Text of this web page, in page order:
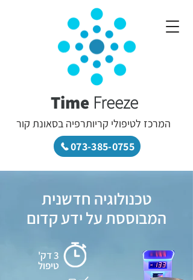
המרכז לטיפולי קריותרפיה בסאונת קור
Time Freeze
073-385-0755
טכנולוגיה חדשנית
המבוססת על ידע קדום
3 דק'
טיפול